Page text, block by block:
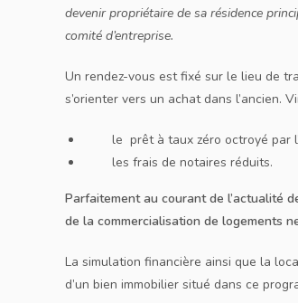
devenir propriétaire de sa résidence
comité d’entreprise.
Un rendez-vous est fixé sur le lieu de
s’orienter vers un achat dans l’ancien.
le prêt à taux zéro octroyé par
les frais de notaires réduits.
Parfaitement au courant de l’actualité
de la commercialisation de logements
La simulation financière ainsi que la
d’un bien immobilier situé dans ce